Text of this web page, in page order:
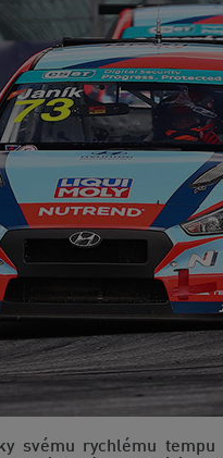
svému rychlému